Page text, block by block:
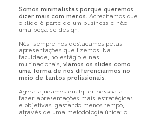
Somos minimalistas porque queremos
dizer mais com menos. Acreditamos que
o slide é parte de um business e não
uma peça de design.
Nós sempre nos destacamos pelas
apresentações que fizemos. Na
faculdade, no estágio e nas
multinacionais, víamos os slides como
uma forma de nos diferenciarmos no
meio de tantos profissionais.
Agora ajudamos qualquer pessoa a
fazer apresentações mais estratégicas
e objetivas, gastando menos tempo,
através de uma metodologia única: o